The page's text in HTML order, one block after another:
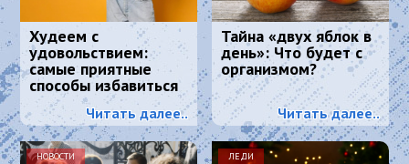
Худеем с
удовольствием:
самые приятные
способы избавиться
от лишнего веса.
Читать далее..
Тайна «двух яблок в
день»: Что будет с
организмом?
Читать далее..
НОВОСТИ ЛЕДИ